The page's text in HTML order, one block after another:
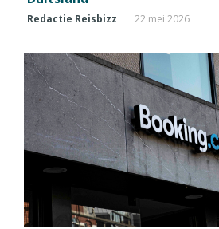
Redactie Reisbizz 22 mei 2026